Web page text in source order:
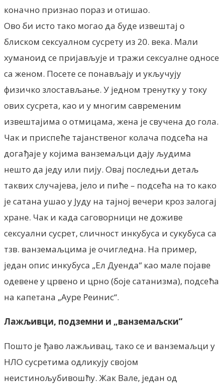
коначно признао пораз и отишао.
Ово би исто тако могао да буде извештај о
блиском сексуалном сусрету из 20. века. Мали
хуманоид се пријављује и тражи сексуалне односе
са женом. Посете се понављају и укључују
физичко злостављање. У једном тренутку у току
ових сусрета, као и у многим савременим
извештајима о отмицама, жена је свучена до гола.
Чак и приспеће тајанственог колача подсећа на
догађаје у којима ванземаљци дају људима
нешто да једу или пију. Овај последњи детаљ
таквих случајева, јело и пиће – подсећа на то како
је сатана ушао у Јуду на тајној вечери кроз залогај
хране. Чак и када саговорници не доживе
сексуални сусрет, сличност инкубуса и сукубуса са
тзв. ванземаљцима је очигледна. На пример,
један опис инкубуса „Ел Дуенда“ као мале појаве
одевене у црвено и црно (боје сатанизма), подсећа
на капетана „Ауре Реинис“.
Лажљивци, подземни и „ванземаљски“
Пошто је ђаво лажљивац, тако се и ванземаљци у
НЛО сусретима одликују својом
неистинољубивошћу. Жак Вале, један од